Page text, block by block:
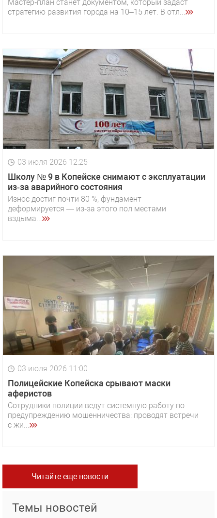
Мастер‑план станет документом, который задаст
стратегию развития города на 10–15 лет. В отл...
03 июля 2026 12:25
Школу № 9 в Копейске снимают с эксплуатации
из‑за аварийного состояния
Износ достиг почти 80 %, фундамент
деформируется — из‑за этого пол местами
вздыма...
03 июля 2026 11:00
Полицейские Копейска срывают маски
аферистов
Сотрудники полиции ведут системную работу по
предупреждению мошенничества: проводят встречи
с жи...
Читайте еще новости
Темы новостей